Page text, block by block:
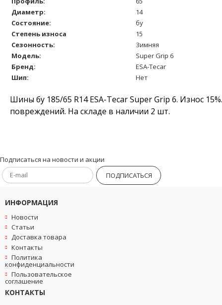
Диаметр:
14
Состояние:
бу
Степень износа
15
Сезонность:
Зимняя
Модель:
Super Grip 6
Бренд:
ESA-Tecar
Шип:
Нет
Шины бу 185/65 R14 ESA-Tecar Super Grip 6. Износ
повреждений. На складе в наличии 2 шт.
Подписаться на новости и акции
ПОДПИСАТЬСЯ
ИНФОРМАЦИЯ
Новости
Статьи
Доставка товара
Контакты
Политика
конфиденциальности
Пользовательское
соглашение
КОНТАКТЫ